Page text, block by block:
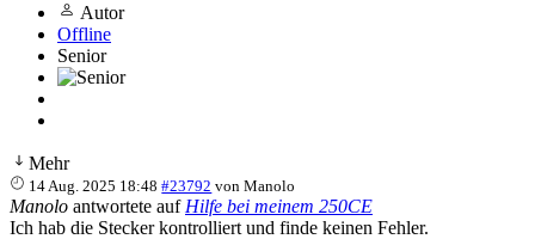
Autor
Offline
Senior
Mehr
14 Aug. 2025 18:48 #23792 vonManolo
Manolo antwortete auf Hilfe bei meinem 250CE
Ich hab die Stecker kontrolliert und finde keinen Fehler.